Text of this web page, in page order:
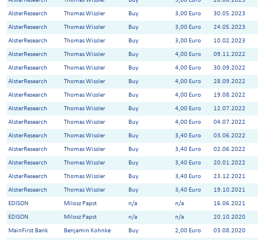
AlsterResearch Thomas Wissler Buy 3,00 Euro 30.05.2023
AlsterResearch Thomas Wissler Buy 3,00 Euro 24.05.2023
AlsterResearch Thomas Wissler Buy 3,00 Euro 10.02.2023
AlsterResearch Thomas Wissler Buy 4,00 Euro 09.11.2022
AlsterResearch Thomas Wissler Buy 4,00 Euro 30.09.2022
AlsterResearch Thomas Wissler Buy 4,00 Euro 28.09.2022
AlsterResearch Thomas Wissler Buy 4,00 Euro 19.08.2022
AlsterResearch Thomas Wissler Buy 4,00 Euro 12.07.2022
AlsterResearch Thomas Wissler Buy 4,00 Euro 04.07.2022
AlsterResearch Thomas Wissler Buy 3,40 Euro 03.06.2022
AlsterResearch Thomas Wissler Buy 3,40 Euro 02.06.2022
AlsterResearch Thomas Wissler Buy 3,40 Euro 20.01.2022
AlsterResearch Thomas Wissler Buy 3,40 Euro 23.12.2021
AlsterResearch Thomas Wissler Buy 3,40 Euro 19.10.2021
EDISON Milosz Papst n/a n/a 16.06.2021
EDISON Milosz Papst n/a n/a 20.10.2020
MainFirst Bank Benjamin Kohnke Buy 2,00 Euro 03.08.2020